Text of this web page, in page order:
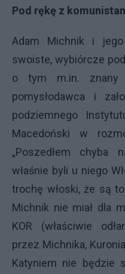
Pod rękę z
Adam Michnik i
swoiste, wybiórcze
o tym m.in. znany
pomysłodawca i
podziemnego
Macedoński w
„Poszedłem chyba
właśnie byli u niego
trochę włoski, że są
Michnik nie miał dla
KOR (właściwie
przez Michnika,
Katyniem nie będzie